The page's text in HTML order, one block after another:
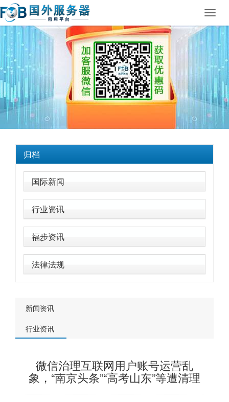
归档
国际新闻
行业资讯
福步资讯
法律法规
新闻资讯
行业资讯
微信治理互联网用户账号运营乱
象，“南京头条”“高考山东”等遭清理